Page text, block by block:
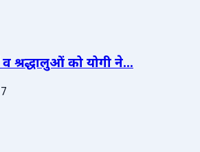
श्रद्धालुओं को योगी ने...